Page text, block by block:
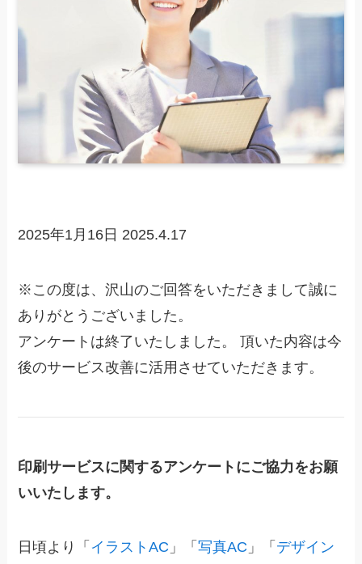
2025年1月16日 2025.4.17
※この度は、沢山のご回答をいただきまして誠に
ありがとうございました。
アンケートは終了いたしました。 頂いた内容は今
後のサービス改善に活用させていただきます。
印刷サービスに関するアンケートにご協力をお願
いいたします。
日頃より「 イラストAC 」「写真AC 」「 デザイン